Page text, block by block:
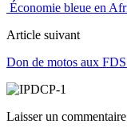
Économie bleue en
Article suivant
Don de motos aux
Laisser un commentaire